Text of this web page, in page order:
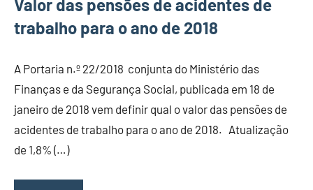
Valor das pensões de acidentes de
trabalho para o ano de 2018
A Portaria n.º 22/2018 conjunta do Ministério das
Finanças e da Segurança Social, publicada em 18 de
janeiro de 2018 vem definir qual o valor das pensões de
acidentes de trabalho para o ano de 2018. Atualização
de 1,8% (…)